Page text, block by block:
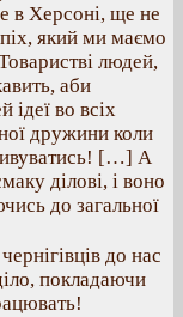
в Херсоні, ще не
який ми маємо
людей,
аби
во всіх
дружини коли
[…] А
ділові, і воно
до загальної
до нас
покладаючи